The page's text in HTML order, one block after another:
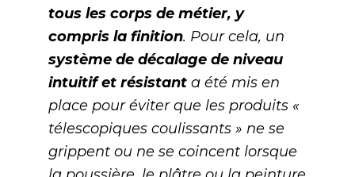
tous les corps de métier, y
compris la finition. Pour cela, un
système de décalage de niveau
intuitif et résistanta été mis en
place pour éviter que les produits «
télescopiques coulissants » ne se
grippent ou ne se coincent lorsque